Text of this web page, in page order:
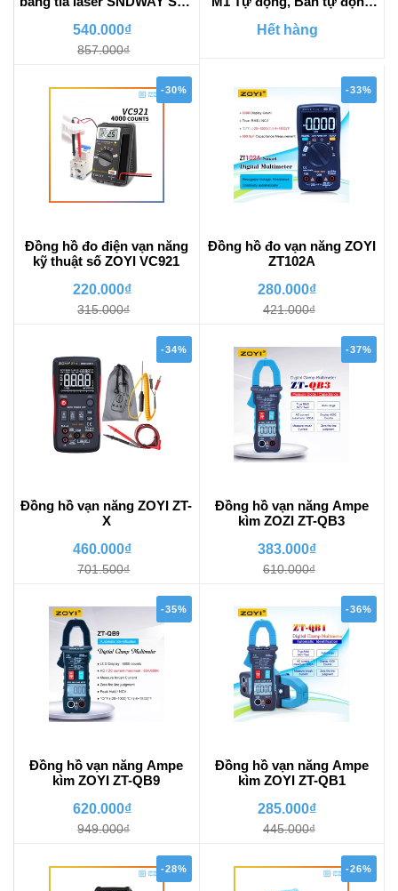
540.000₫
857.000₫
Hết hàng
-30%
Đồng hồ đo điện vạn năng
kỹ thuật số ZOYI VC921
220.000₫
315.000₫
-33%
Đồng hồ đo vạn năng ZOYI
ZT102A
280.000₫
421.000₫
-34%
Đồng hồ vạn năng ZOYI ZT-
X
460.000₫
701.500₫
-37%
Đồng hồ vạn năng Ampe
kìm ZOZI ZT-QB3
383.000₫
610.000₫
-35%
Đồng hồ vạn năng Ampe
kìm ZOYI ZT-QB9
620.000₫
949.000₫
-36%
Đồng hồ vạn năng Ampe
kìm ZOYI ZT-QB1
285.000₫
445.000₫
-28% -26%